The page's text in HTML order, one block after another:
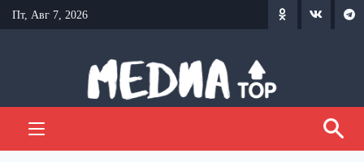
Перейти
к
Пт, Авг 7, 2026